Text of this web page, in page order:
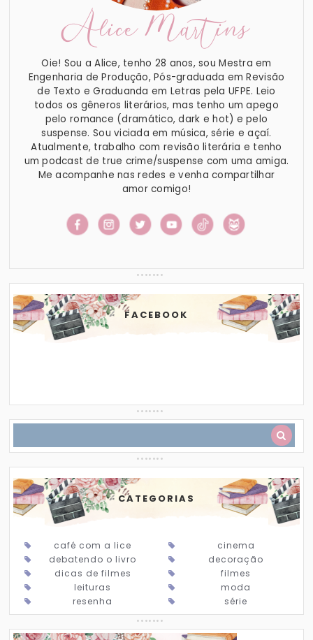
Alice Martins
Oie! Sou a Alice, tenho 28 anos, sou Mestra em
Engenharia de Produção, Pós-graduada em Revisão
de Texto e Graduanda em Letras pela UFPE. Leio
todos os gêneros literários, mas tenho um apego
pelo romance (dramático, dark e hot) e pelo
suspense. Sou viciada em música, série e açaí.
Atualmente, trabalho com revisão literária e tenho
um podcast de true crime/suspense com uma amiga.
Me acompanhe nas redes e venha compartilhar
amor comigo!
FACEBOOK
CATEGORIAS
café com a lice
cinema
debatendo o livro
decoração
dicas de filmes
filmes
leituras
moda
resenha
série